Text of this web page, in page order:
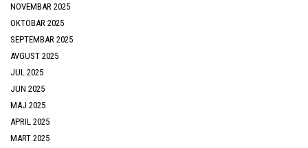
NOVEMBAR 2025
OKTOBAR 2025
SEPTEMBAR 2025
AVGUST 2025
JUL 2025
JUN 2025
MAJ 2025
APRIL 2025
MART 2025